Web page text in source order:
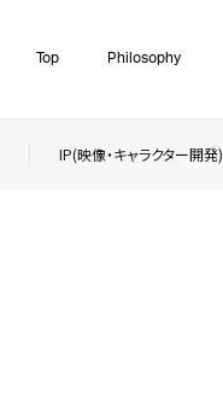
Top Philosophy
IP(映像・キャラクター開発)